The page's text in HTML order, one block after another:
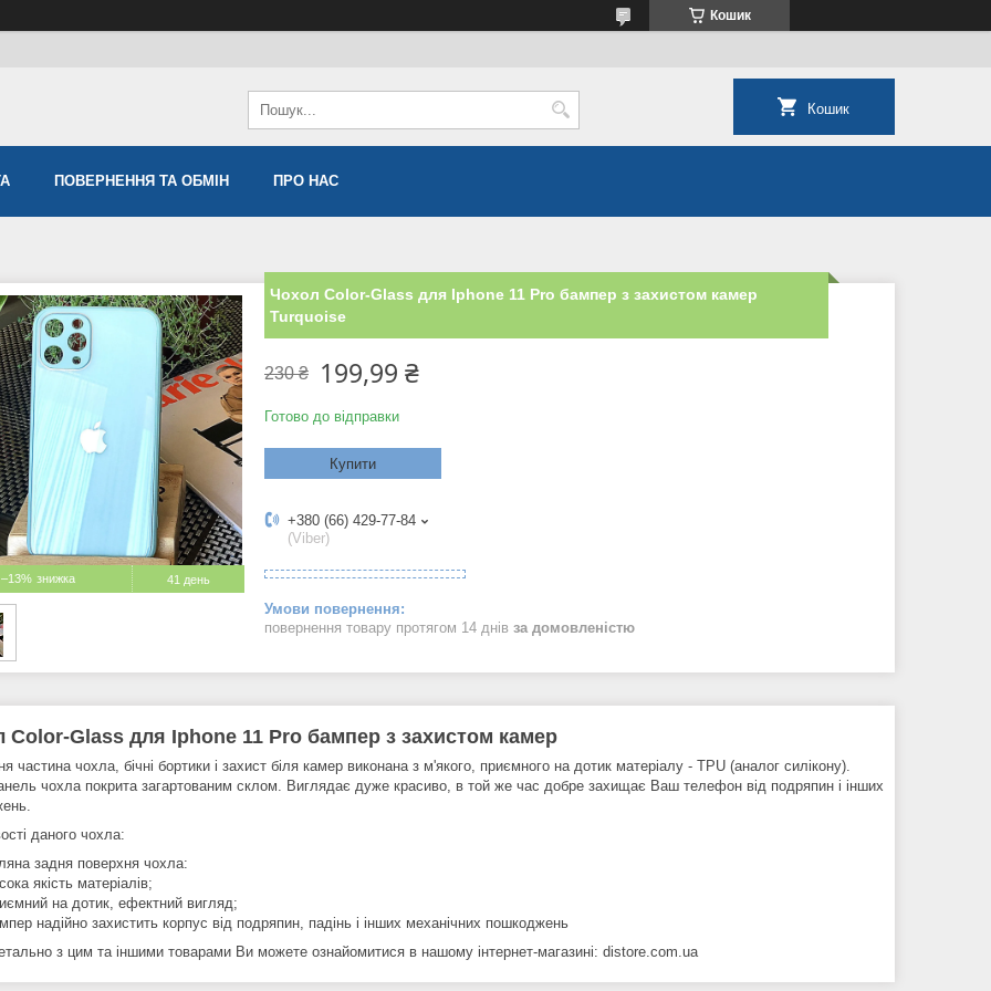
Кошик
Кошик
ПОВЕРНЕННЯ ТА ОБМІН ПРО НАС
–13% 41 день
Чохол Color-Glass для Iphone 11 Pro бампер з захистом камер
Turquoise
230 ₴ 199,99 ₴
Готово до відправки
Купити
+380 (66) 429-77-84
(Viber)
повернення товару протягом 14 днів за домовленістю
Color-Glass для Iphone 11 Pro бампер з захистом камер
частина чохла, бічні бортики і захист біля камер виконана з м'якого, приємного на дотик матеріалу - TPU (аналог силікону).
чохла покрита загартованим склом. Виглядає дуже красиво, в той же час добре захищає Ваш телефон від подряпин і інших
даного чохла:
задня поверхня чохла:
якість матеріалів;
на дотик, ефектний вигляд;
надійно захистить корпус від подряпин, падінь і інших механічних пошкоджень
з цим та іншими товарами Ви можете ознайомитися в нашому інтернет-магазині: distore.com.ua